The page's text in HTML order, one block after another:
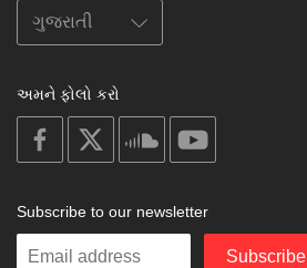
અમને ફોલો કરો
on
facebook
soundcloud
Subscribe to our newsletter
Enter
Subscribe